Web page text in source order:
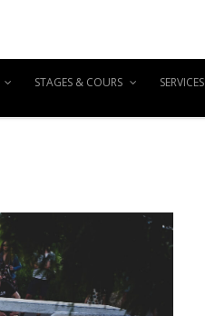
STAGES & COURS SERVICES